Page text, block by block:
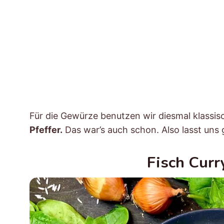
Für die Gewürze benutzen wir diesmal
Pfeffer. Das war’s auch schon. Also lasst uns
Fisch